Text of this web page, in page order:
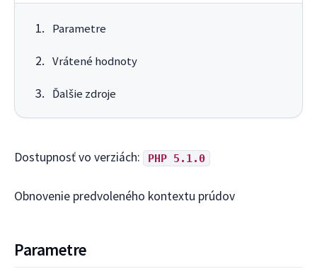
Parametre
Vrátené hodnoty
Ďalšie zdroje
Dostupnosť vo verziách: PHP 5.1.0
Obnovenie predvoleného kontextu prúdov
Parametre